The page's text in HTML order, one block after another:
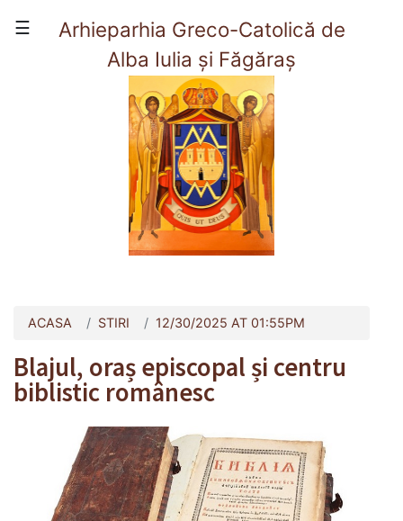
☰
Arhieparhia Greco-Catolică de
Alba Iulia și Făgăraș
×
(current)
Viata Arhieparhiei
ACASA STIRI 12/30/2025 AT 01:55PM
Blajul, oraș episcopal și centru
biblistic românesc